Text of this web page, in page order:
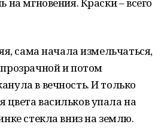
сама начала измельчаться,
и потом
в вечность. И только
васильков упала на
стекла вниз на землю.